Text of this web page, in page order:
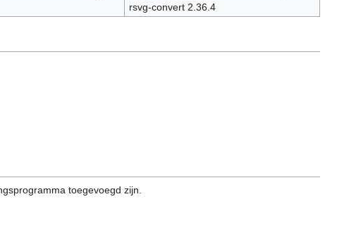
rsvg-convert 2.36.4
toegevoegd zijn.